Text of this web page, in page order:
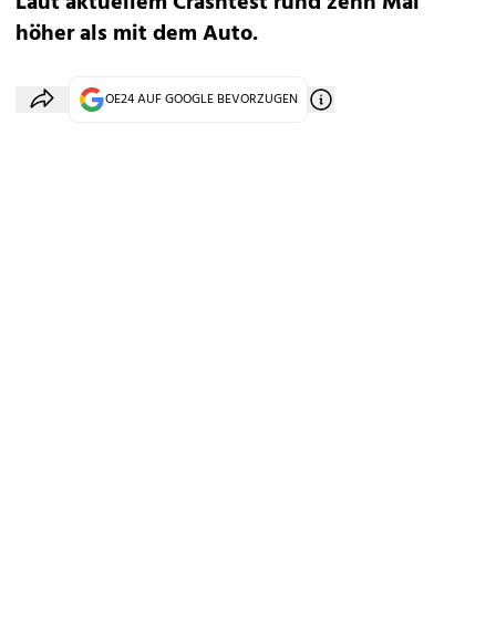
höher als mit dem Auto.
OE24 AUF GOOGLE BEVORZUGEN